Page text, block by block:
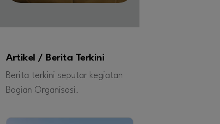
Artikel / Berita Terkini
Berita terkini seputar kegiatan
Bagian Organisasi.